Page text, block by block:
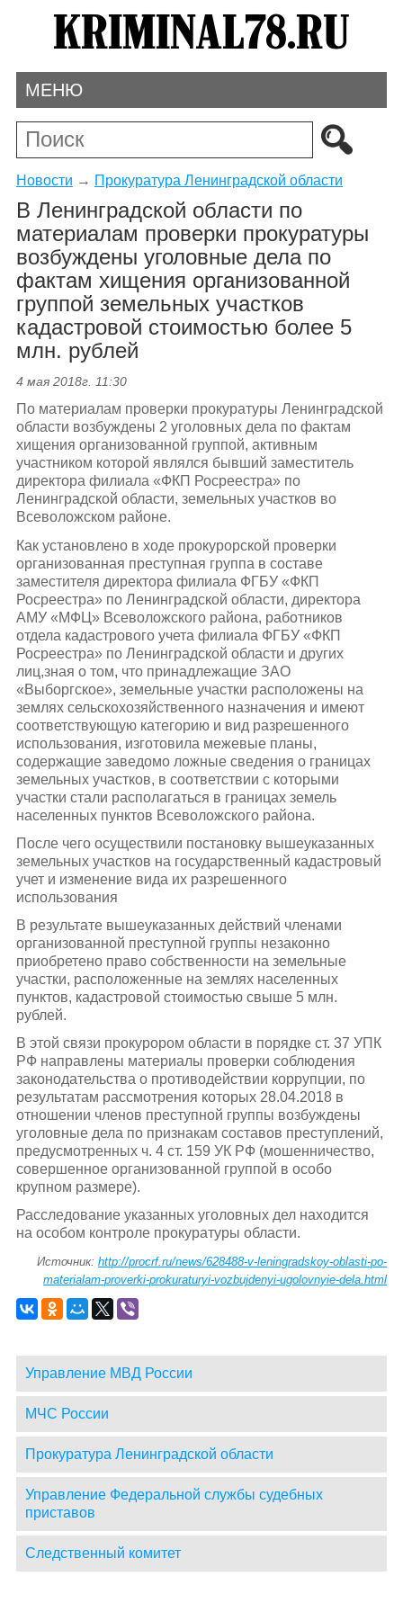
МЕНЮ
Новости → Прокуратура Ленинградской области
В Ленинградской области по
материалам проверки прокуратуры
возбуждены уголовные дела по
фактам хищения организованной
группой земельных участков
кадастровой стоимостью более 5
млн. рублей
4 мая 2018г. 11:30
По материалам проверки прокуратуры Ленинградской
области возбуждены 2 уголовных дела по фактам
хищения организованной группой, активным
участником которой являлся бывший заместитель
директора филиала «ФКП Росреестра» по
Ленинградской области, земельных участков во
Всеволожском районе.
Как установлено в ходе прокурорской проверки
организованная преступная группа в составе
заместителя директора филиала ФГБУ «ФКП
Росреестра» по Ленинградской области, директора
АМУ «МФЦ» Всеволожского района, работников
отдела кадастрового учета филиала ФГБУ «ФКП
Росреестра» по Ленинградской области и других
лиц,зная о том, что принадлежащие ЗАО
«Выборгское», земельные участки расположены на
землях сельскохозяйственного назначения и имеют
соответствующую категорию и вид разрешенного
использования, изготовила межевые планы,
содержащие заведомо ложные сведения о границах
земельных участков, в соответствии с которыми
участки стали располагаться в границах земель
населенных пунктов Всеволожского района.
После чего осуществили постановку вышеуказанных
земельных участков на государственный кадастровый
учет и изменение вида их разрешенного
использования
В результате вышеуказанных действий членами
организованной преступной группы незаконно
приобретено право собственности на земельные
участки, расположенные на землях населенных
пунктов, кадастровой стоимостью свыше 5 млн.
рублей.
В этой связи прокурором области в порядке ст. 37 УПК
РФ направлены материалы проверки соблюдения
законодательства о противодействии коррупции, по
результатам рассмотрения которых 28.04.2018 в
отношении членов преступной группы возбуждены
уголовные дела по признакам составов преступлений,
предусмотренных ч. 4 ст. 159 УК РФ (мошенничество,
совершенное организованной группой в особо
крупном размере).
Расследование указанных уголовных дел находится
на особом контроле прокуратуры области.
Источник:http://procrf.ru/news/628488-v-leningradskoy-oblasti-po-
materialam-proverki-prokuraturyi-vozbujdenyi-ugolovnyie-dela.html
Управление МВД России
МЧС России
Прокуратура Ленинградской области
Управление Федеральной службы судебных
приставов
Следственный комитет